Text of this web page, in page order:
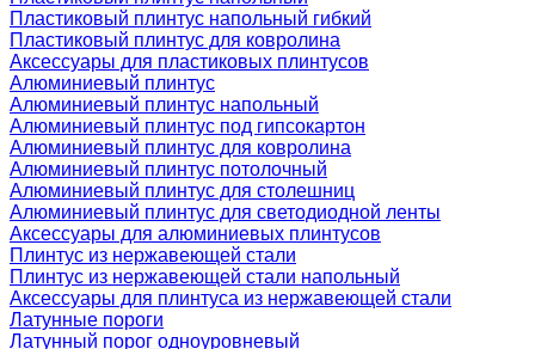
Пластиковый плинтус напольный гибкий
Пластиковый плинтус для ковролина
Аксессуары для пластиковых плинтусов
Алюминиевый плинтус
Алюминиевый плинтус напольный
Алюминиевый плинтус под гипсокартон
Алюминиевый плинтус для ковролина
Алюминиевый плинтус потолочный
Алюминиевый плинтус для столешниц
Алюминиевый плинтус для светодиодной ленты
Аксессуары для алюминиевых плинтусов
Плинтус из нержавеющей стали
Плинтус из нержавеющей стали напольный
Аксессуары для плинтуса из нержавеющей стали
Латунные пороги
Латунный порог одноуровневый